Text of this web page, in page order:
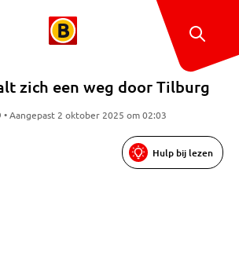
zich een weg door Tilburg
Aangepast 2 oktober 2025 om 02:03
Hulp bij lezen